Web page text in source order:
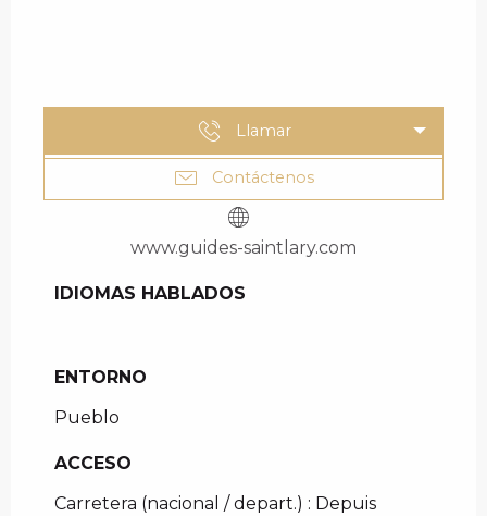
Llamar
Contáctenos
www.guides-saintlary.com
IDIOMAS HABLADOS
IDIOMAS HABLADOS
ENTORNO
ENTORNO
Pueblo
ACCESO
ACCESO
Carretera (nacional / depart.) : Depuis